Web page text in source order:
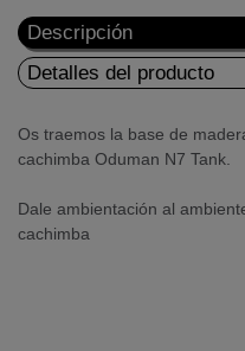
Descripción
Detalles del producto
Os traemos la base de
cachimba Oduman N7 Tank.
Dale ambientación al
cachimba